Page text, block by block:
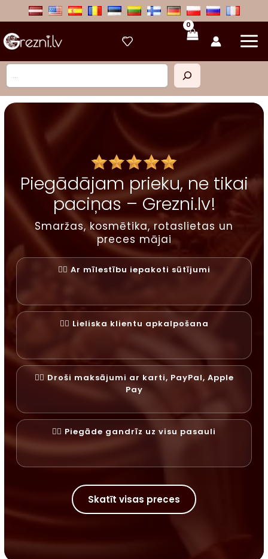
Meklēt
Piegādājam prieku, ne tikai
paciņas – Grezni.lv!
Smaržas, kosmētika, rotaslietas un
preces mājai
✓⃝ Ar mīlestību iepakoti sūtījumi
✓⃝ Lieliska klientu apkalpošana
✓⃝ Droši maksājumi ar karti, PayPal, Apple
Pay
✓⃝ Piegāde gandrīz uz visu pasauli
Skatīt visas preces